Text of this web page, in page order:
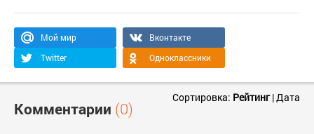
Мой мир
Вконтакте
Twitter
Одноклассники
Комментарии (0)
Сортировка: Рейтинг| Дата